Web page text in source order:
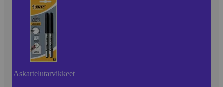
Askartelutarvikkeet